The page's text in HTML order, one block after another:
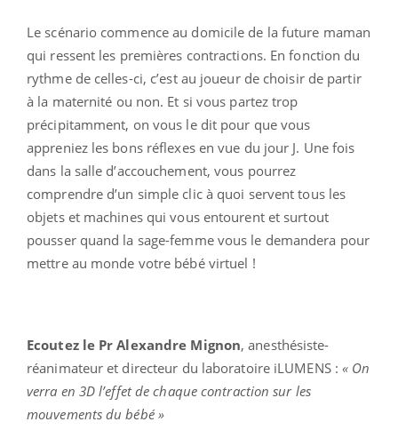
Le scénario commence au domicile de la future maman
qui ressent les premières contractions. En fonction du
rythme de celles-ci, c’est au joueur de choisir de partir
à la maternité ou non. Et si vous partez trop
précipitamment, on vous le dit pour que vous
appreniez les bons réflexes en vue du jour J. Une fois
dans la salle d’accouchement, vous pourrez
comprendre d’un simple clic à quoi servent tous les
objets et machines qui vous entourent et surtout
pousser quand la sage-femme vous le demandera pour
mettre au monde votre bébé virtuel !
Ecoutez le Pr Alexandre Mignon, anesthésiste-
réanimateur et directeur du laboratoire iLUMENS :« On
verra en 3D l’effet de chaque contraction sur les
mouvements du bébé »